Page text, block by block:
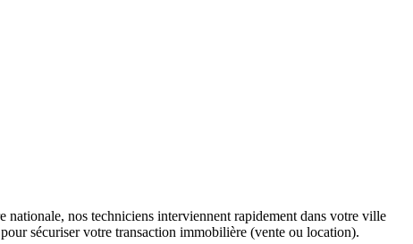
nationale, nos techniciens interviennent rapidement dans votre ville
sécuriser votre transaction immobilière (vente ou location).